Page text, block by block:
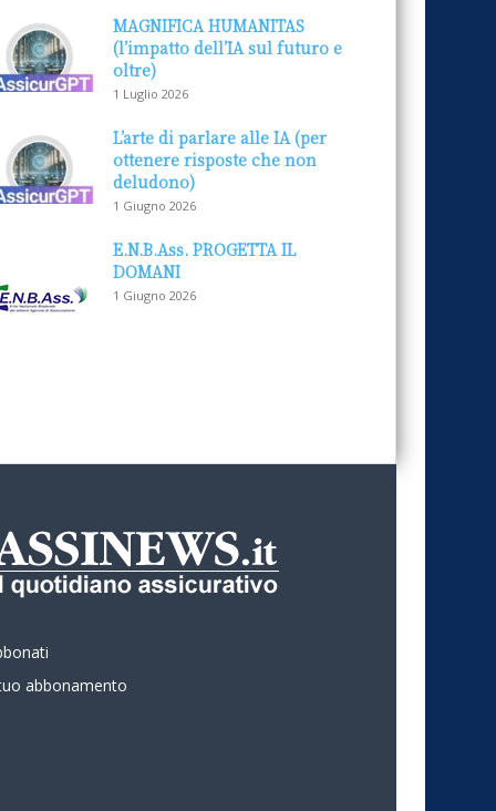
MAGNIFICA HUMANITAS
(l’impatto dell’IA sul futuro e
oltre)
1 Luglio 2026
L’arte di parlare alle IA (per
ottenere risposte che non
deludono)
1 Giugno 2026
E.N.B.Ass. PROGETTA IL
DOMANI
1 Giugno 2026
abbonamento